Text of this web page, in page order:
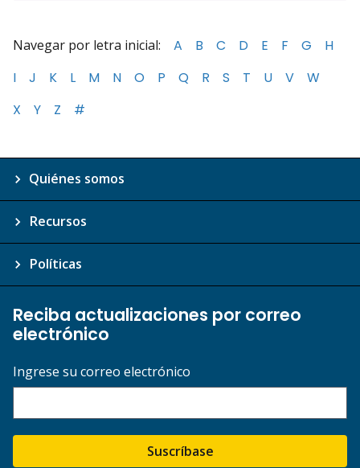
Navegar por letra inicial: A B C D E F G
H
I
J K L M N O P Q R S T U V
W
X
Y Z #
Quiénes somos
Recursos
Políticas
Reciba actualizaciones por correo
electrónico
Ingrese su correo electrónico
Suscríbase